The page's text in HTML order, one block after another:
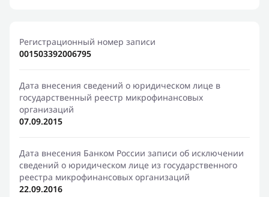
Регистрационный номер записи
001503392006795
Дата внесения сведений о юридическом лице в
государственный реестр микрофинансовых
организаций
07.09.2015
Дата внесения Банком России записи об исключении
сведений о юридическом лице из государственного
реестра микрофинансовых организаций
22.09.2016